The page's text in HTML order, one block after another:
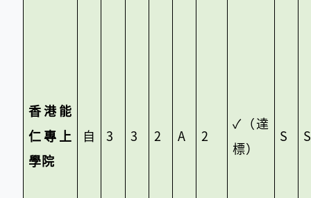
香港能
仁專上
學院
自 3 3 2 A 2
✓ （達
標）
S S